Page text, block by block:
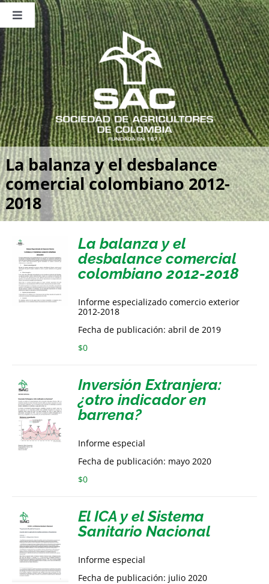
Saltar
contenido
Toggle
Navigation
Nosotros
Publicaciones
Sala de Prensa
Eventos
La balanza y el desbalance
comercial colombiano 2012-
2018
La balanza y el
desbalance comercial
colombiano 2012-2018
Informe especializado comercio exterior
2012-2018
Fecha de publicación: abril de 2019
$0
Inversión Extranjera:
¿otro indicador en
barrena?
Informe especial
Fecha de publicación: mayo 2020
$0
El ICA y el Sistema
Sanitario Nacional
Informe especial
Fecha de publicación: julio 2020